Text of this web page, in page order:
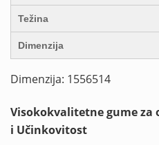
Težina
Dimenzija
Dimenzija: 1556514
Visokokvalitetne gume za
i Učinkovitost